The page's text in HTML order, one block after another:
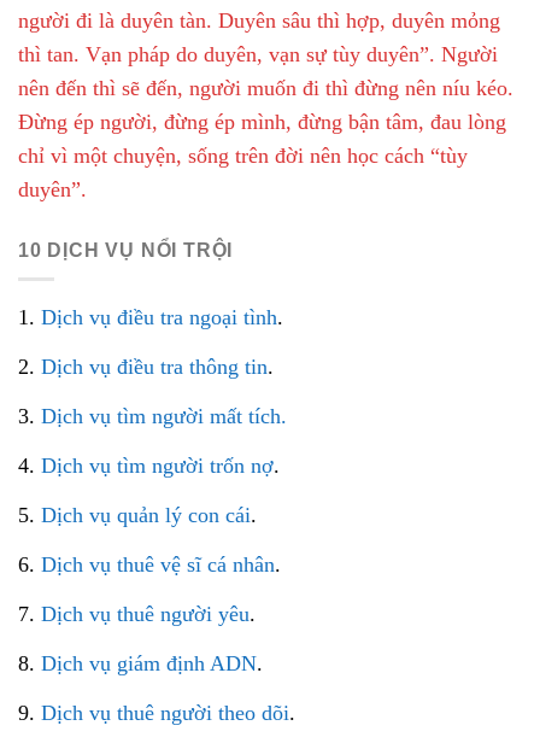
người đi là duyên tàn. Duyên sâu thì hợp, duyên mỏng
thì tan. Vạn pháp do duyên, vạn sự tùy duyên”. Người
nên đến thì sẽ đến, người muốn đi thì đừng nên níu kéo.
Đừng ép người, đừng ép mình, đừng bận tâm, đau lòng
chỉ vì một chuyện, sống trên đời nên học cách “tùy
duyên”.
10 DỊCH VỤ NỔI TRỘI
1. Dịch vụ điều tra ngoại tình.
2. Dịch vụ điều tra thông tin.
3. Dịch vụ tìm người mất tích.
4. Dịch vụ tìm người trốn nợ.
5. Dịch vụ quản lý con cái.
6. Dịch vụ thuê vệ sĩ cá nhân.
7. Dịch vụ thuê người yêu.
8. Dịch vụ giám định ADN.
9. Dịch vụ thuê người theo dõi.